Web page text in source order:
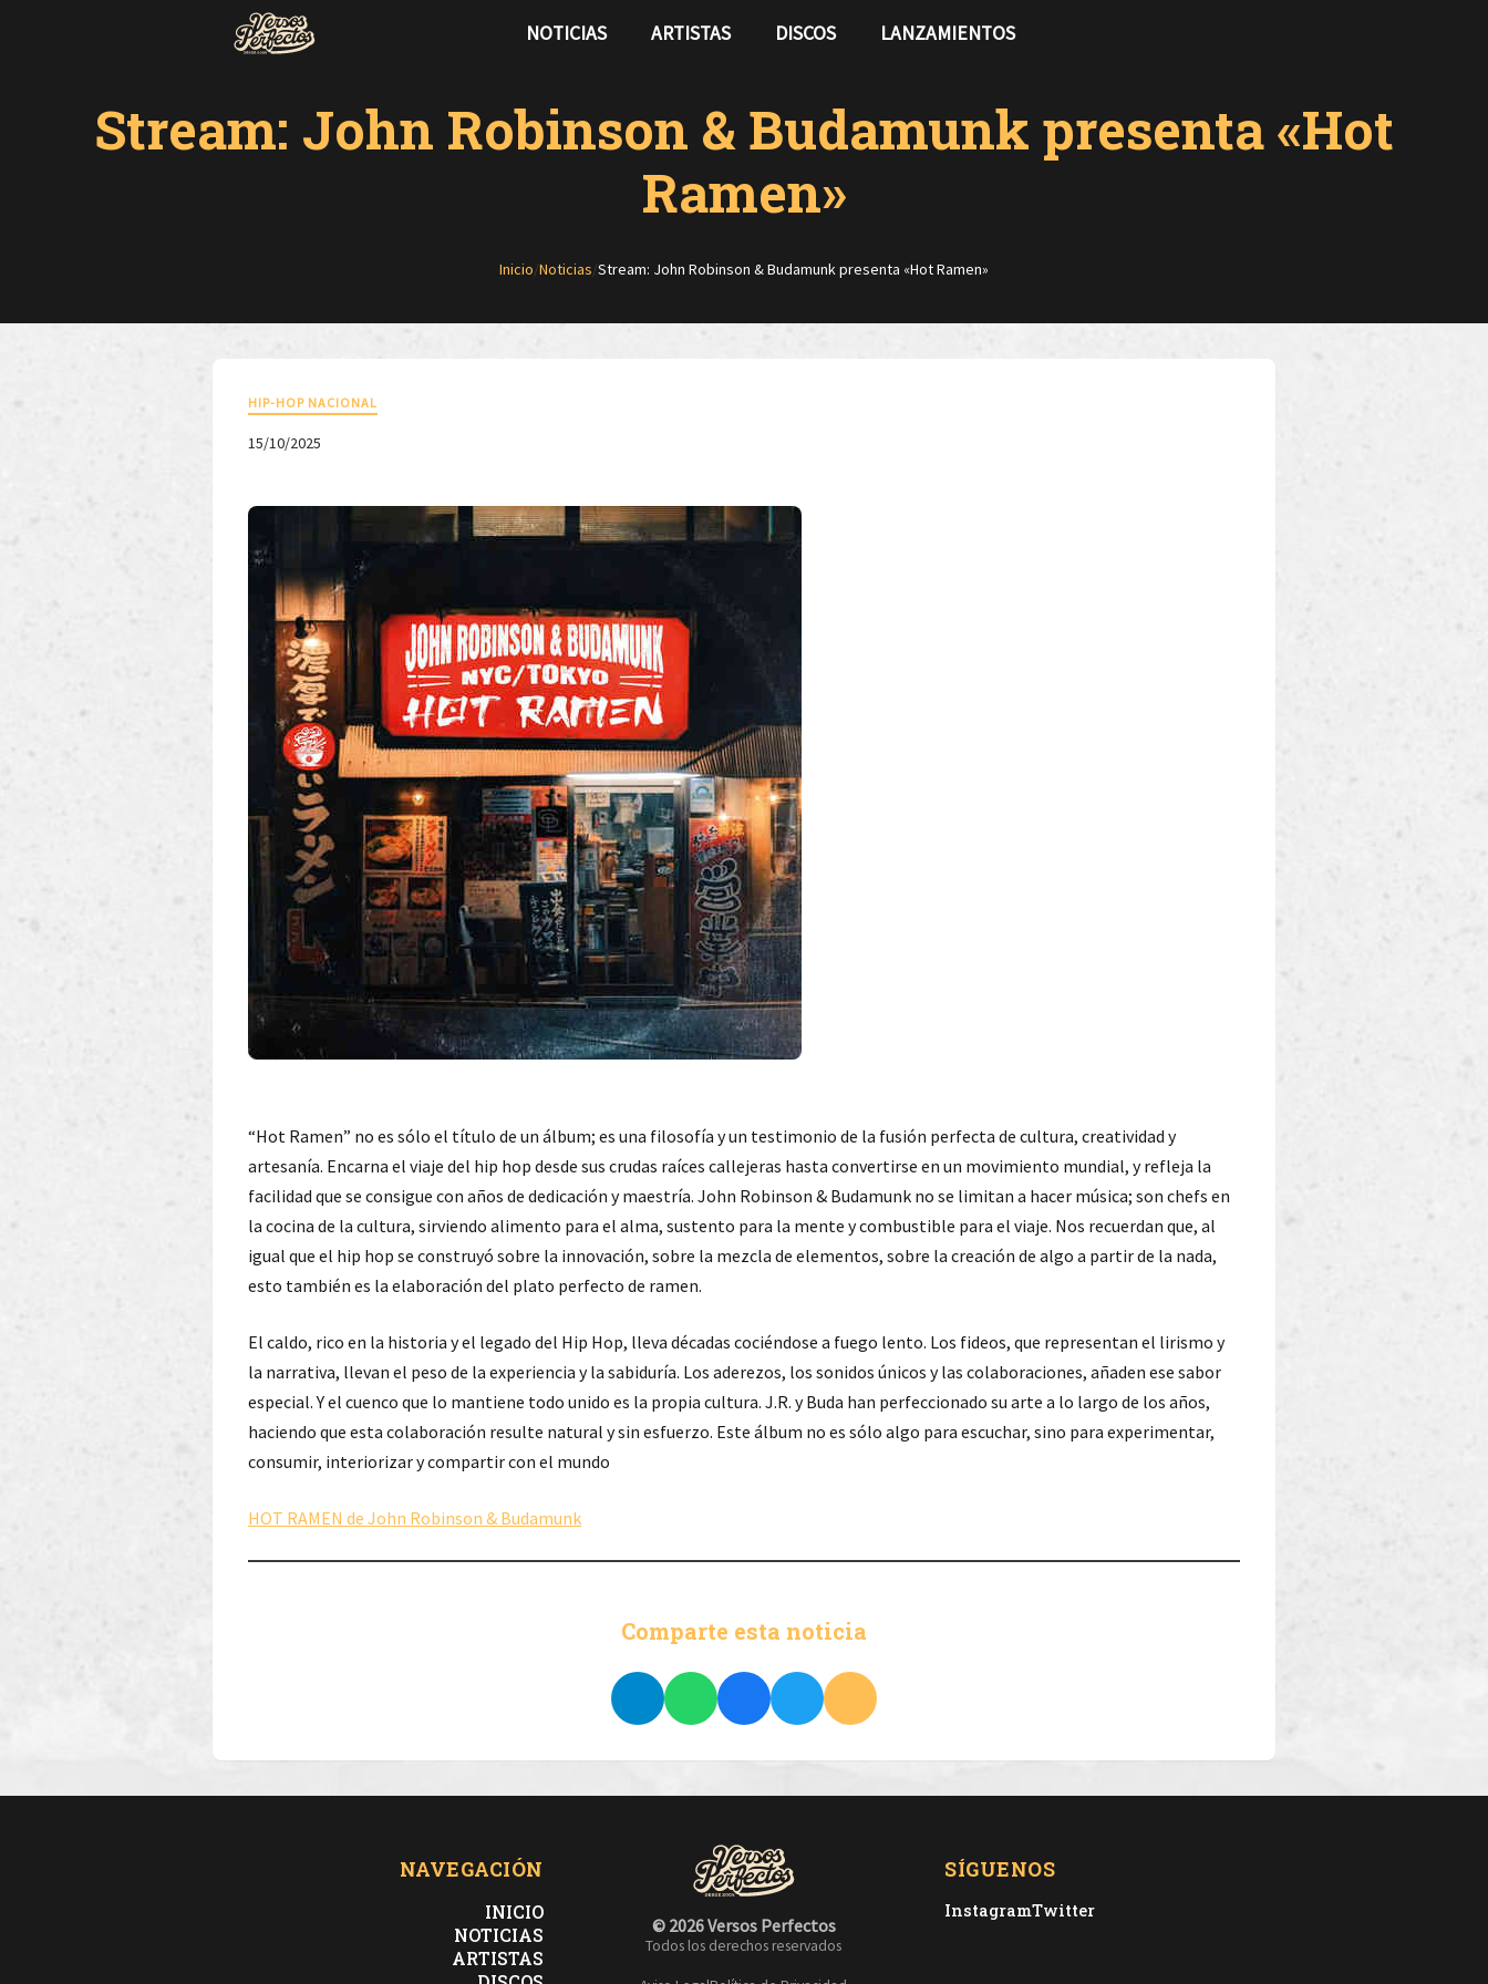
NOTICIAS ARTISTAS DISCOS LANZAMIENTOS
Stream: John Robinson & Budamunk presenta «Hot
Ramen»
Inicio/Noticias/Stream: John Robinson & Budamunk presenta «Hot Ramen»
HIP-HOP NACIONAL
15/10/2025
“Hot Ramen” no es sólo el título de un álbum; es una filosofía y un testimonio de la fusión perfecta de cultura, creatividad y
artesanía. Encarna el viaje del hip hop desde sus crudas raíces callejeras hasta convertirse en un movimiento mundial, y refleja la
facilidad que se consigue con años de dedicación y maestría. John Robinson & Budamunk no se limitan a hacer música; son chefs en
la cocina de la cultura, sirviendo alimento para el alma, sustento para la mente y combustible para el viaje. Nos recuerdan que, al
igual que el hip hop se construyó sobre la innovación, sobre la mezcla de elementos, sobre la creación de algo a partir de la nada,
esto también es la elaboración del plato perfecto de ramen.
El caldo, rico en la historia y el legado del Hip Hop, lleva décadas cociéndose a fuego lento. Los fideos, que representan el lirismo y
la narrativa, llevan el peso de la experiencia y la sabiduría. Los aderezos, los sonidos únicos y las colaboraciones, añaden ese sabor
especial. Y el cuenco que lo mantiene todo unido es la propia cultura. J.R. y Buda han perfeccionado su arte a lo largo de los años,
haciendo que esta colaboración resulte natural y sin esfuerzo. Este álbum no es sólo algo para escuchar, sino para experimentar,
consumir, interiorizar y compartir con el mundo
HOT RAMEN de John Robinson & Budamunk
Comparte esta noticia
NAVEGACIÓN
INICIO
NOTICIAS
ARTISTAS
© 2026 Versos Perfectos
Todos los derechos reservados
SÍGUENOS
InstagramTwitter